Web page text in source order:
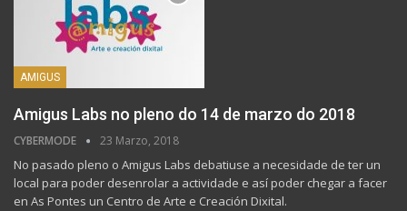
AMIGUS
Amigus Labs no pleno do 14 de marzo do 2018
CYBERMODE 23 Marzo, 2018
No pasado pleno o Amigus Labs debatiuse a necesidade de ter un
local para poder desenrolar a actividade e así poder chegar a facer
en As Pontes un Centro de Arte e Creación Dixital.